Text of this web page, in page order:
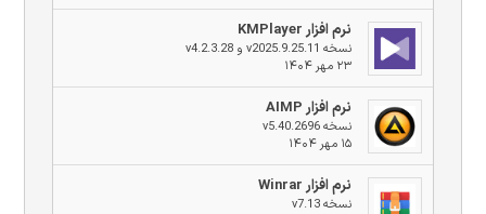
نرم افزار KMPlayer
نسخه v2025.9.25.11 و v4.2.3.28
۲۳ مهر ۱۴۰۴
نرم افزار AIMP
نسخه v5.40.2696
۱۵ مهر ۱۴۰۴
نرم افزار Winrar
نسخه v7.13